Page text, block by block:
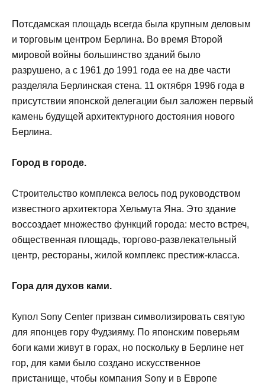
Потсдамская площадь всегда была крупным деловым
и торговым центром Берлина. Во время Второй
мировой войны большинство зданий было
разрушено, а с 1961 до 1991 года ее на две части
разделяла Берлинская стена. 11 октября 1996 года в
присутствии японской делегации был заложен первый
камень будущей архитектурного достояния нового
Берлина.
Город в городе.
Строительство комплекса велось под руководством
известного архитектора Хельмута Яна. Это здание
воссоздает множество функций города: место встреч,
общественная площадь, торгово-развлекательный
центр, рестораны, жилой комплекс престиж-класса.
Гора для духов ками.
Купол Sony Center призван символизировать святую
для японцев гору Фудзияму. По японским поверьям
боги ками живут в горах, но поскольку в Берлине нет
гор, для ками было создано искусственное
пристанище, чтобы компания Sony и в Европе